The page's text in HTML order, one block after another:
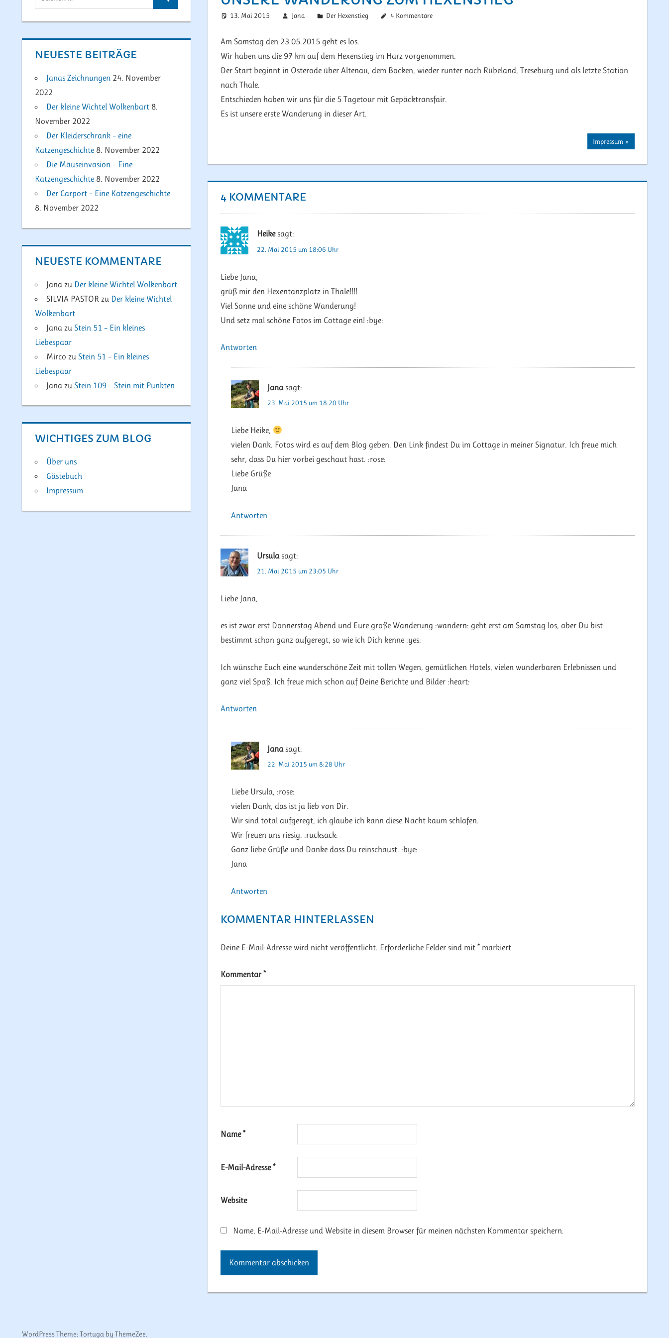
13. Mai 2015 Jana Der Hexenstieg 4 Kommentare
Am Samstag den 23.05.2015 geht es los.
Wir haben uns die 97 km auf dem Hexenstieg im Harz vorgenommen.
Der Start beginnt in Osterode über Altenau, dem Bocken, wieder runter nach Rübeland, Treseburg und als letzte Station
nach Thale.
Entschieden haben wir uns für die 5 Tagetour mit Gepäcktransfair.
Es ist unsere erste Wanderung in dieser Art.
Nächster
Impressum
4 KOMMENTARE
Heike sagt:
22. Mai 2015 um 18:06 Uhr
Liebe Jana,
grüß mir den Hexentanzplatz in Thale!!!!
Viel Sonne und eine schöne Wanderung!
Und setz mal schöne Fotos im Cottage ein! :bye:
Antworten
Jana sagt:
23. Mai 2015 um 18:20 Uhr
Liebe Heike,
vielen Dank. Fotos wird es auf dem Blog geben. Den Link findest Du im Cottage in meiner Signatur. Ich freue mich
sehr, dass Du hier vorbei geschaut hast. :rose:
Liebe Grüße
Jana
Antworten
Ursula sagt:
21. Mai 2015 um 23:05 Uhr
Liebe Jana,
es ist zwar erst Donnerstag Abend und Eure große Wanderung :wandern: geht erst am Samstag los, aber Du bist
bestimmt schon ganz aufgeregt, so wie ich Dich kenne :yes:
Ich wünsche Euch eine wunderschöne Zeit mit tollen Wegen, gemütlichen Hotels, vielen wunderbaren Erlebnissen und
ganz viel Spaß. Ich freue mich schon auf Deine Berichte und Bilder :heart:
Antworten
Jana sagt:
22. Mai 2015 um 8:28 Uhr
Liebe Ursula, :rose:
vielen Dank, das ist ja lieb von Dir.
Wir sind total aufgeregt, ich glaube ich kann diese Nacht kaum schlafen.
Wir freuen uns riesig. :rucksack:
Ganz liebe Grüße und Danke dass Du reinschaust. :bye:
Jana
Antworten
KOMMENTAR HINTERLASSEN
Deine E-Mail-Adresse wird nicht veröffentlicht. Erforderliche Felder sind mit *markiert
Kommentar*
Name*
E-Mail-Adresse*
Website
Name, E-Mail-Adresse und Website in diesem Browser für meinen nächsten Kommentar speichern.
nach:
Suchen
NEUESTE BEITRÄGE
Janas Zeichnungen 24. November
2022
Der kleine Wichtel Wolkenbart 8.
November 2022
Der Kleiderschrank – eine
Katzengeschichte 8. November 2022
Die Mäuseinvasion – Eine
Katzengeschichte 8. November 2022
Der Carport – Eine Katzengeschichte
8. November 2022
NEUESTE KOMMENTARE
Jana zu Der kleine Wichtel Wolkenbart
SILVIA PASTOR zu Der kleine Wichtel
Wolkenbart
Jana zu Stein 51 – Ein kleines
Liebespaar
Mirco zu Stein 51 – Ein kleines
Liebespaar
Jana zu Stein 109 – Stein mit Punkten
WICHTIGES ZUM BLOG
Über uns
Gästebuch
Impressum
WordPress Theme: Tortuga by ThemeZee.